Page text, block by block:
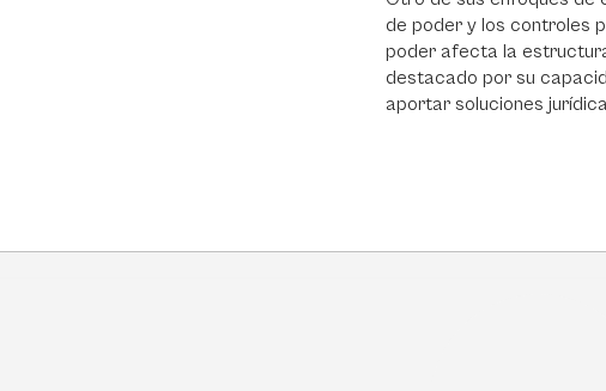
de poder y los controles
poder afecta la
destacado por su
aportar soluciones